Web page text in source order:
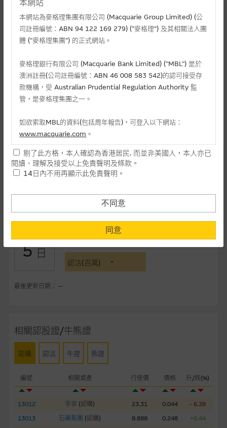
相關文件
相關上市文件
相關資產認股證資金流 (+)資金流入 (-)資金流出
1 認購(百萬) -
認沽(百萬) -
5 日
-
認沽(百萬) -
最後更新日期： --
相關認股證/牛熊證
認購 認沽 牛證 熊證
編號 相關資產 行使價 價格 升/跌(%)
13012 李寧 (認購) 23.31 0.044
- 6.38
13013
石藥集團 (認購) 8.888 0.248
+6.44
本網站
本網站為麥格理集團有限公司 (Macquarie Group Limited) (公
司註冊編號：ABN 94 122 169 279) (”麥格理”) 及其相關法人團
體 (”麥格理集團”) 的正式網站。
麥格理銀行有限公司 (Macquarie Bank Limited) ("MBL") 是於
澳洲註冊(公司註冊編號：ABN 46 008 583 542)的認可接受存
款機構，受 Australian Prudential Regulation Authority 監
管，是麥格理集團之一。
如欲索取MBL的資料(包括周年報告)，可登入以下網站：
www.macquarie.com 。
本網站所載資料會隨時更改，而不作另行通知，如閣下欲取麥格
理的資料，可直接聯絡本集團職員。
民使用，並不提供或發售予美國人。本網站內容無意要約或唆使
閣下購買證券、基金單位或其他投資工具(不論在參考條款上或在
其他地方)，但清楚表明上述意圖的個別段落則屬例外。
提供網站內容的基準 – 使用時請考慮個人風險
網站內容來自我們在所示日期時認為可靠之來源，且均以真誠提
供。惟麥格理集團並無核實所有網站內容，故就閣下的目的而
言，網站內容可能未必完整或準確。麥格理集團不會，亦沒有義
任何指示價格報價、公開資料或分析是基於我們相信的假設及參
數而預備的，不構成我們提出的意見。所用假設及參數並非唯一
為準確、完整或合理。我們不作陳述，亦不保證任何所示的指示
表現或回報將來會實現。過去業績並不保證將來表現。網站內容
來自我們在所示日期時認為可靠之來源，且均以真誠提供，然
而，麥格理集團不作陳述，亦不保證網站內容在任何用途上均完
剔了此方格，本人確認為香港居民. 而並非美國人，本人亦已
閱讀、理解及接受以上免責聲明及條款。
14日內不用再顯示此免責聲明。
不同意
同意